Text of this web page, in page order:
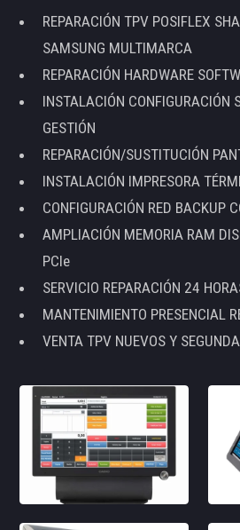
REPARACIÓN TPV POSIFLEX
SAMSUNG MULTIMARCA
REPARACIÓN HARDWARE
INSTALACIÓN CONFIGURACIÓN
GESTIÓN
REPARACIÓN/SUSTITUCIÓN
INSTALACIÓN IMPRESORA
CONFIGURACIÓN RED BACKUP
AMPLIACIÓN MEMORIA RAM
PCIe
SERVICIO REPARACIÓN 24
MANTENIMIENTO PRESENCIAL
VENTA TPV NUEVOS Y